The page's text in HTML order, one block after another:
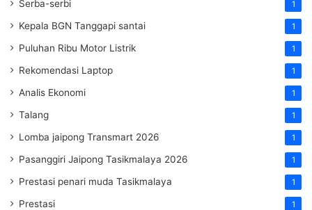
Serba-serbi 1
Kepala BGN Tanggapi santai 1
Puluhan Ribu Motor Listrik 1
Rekomendasi Laptop 1
Analis Ekonomi 1
Talang 1
Lomba jaipong Transmart 2026 1
Pasanggiri Jaipong Tasikmalaya 2026 1
Prestasi penari muda Tasikmalaya 1
Prestasi 1